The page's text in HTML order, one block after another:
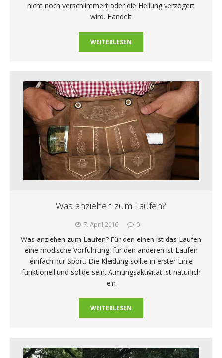
nicht noch verschlimmert oder die Heilung verzögert
wird. Handelt
WEITERLESEN
Was anziehen zum Laufen?
7. April 2016 0
Was anziehen zum Laufen? Für den einen ist das Laufen
eine modische Vorführung, für den anderen ist Laufen
einfach nur Sport. Die Kleidung sollte in erster Linie
funktionell und solide sein. Atmungsaktivität ist natürlich
ein
WEITERLESEN